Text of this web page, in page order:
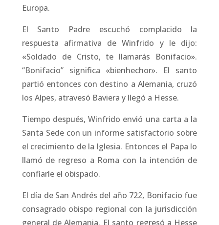
Europa.
El Santo Padre escuchó complacido la
respuesta afirmativa de Winfrido y le dijo:
«Soldado de Cristo, te llamarás Bonifacio».
“Bonifacio” significa «bienhechor». El santo
partió entonces con destino a Alemania, cruzó
los Alpes, atravesó Baviera y llegó a Hesse.
Tiempo después, Winfrido envió una carta a la
Santa Sede con un informe satisfactorio sobre
el crecimiento de la Iglesia. Entonces el Papa lo
llamó de regreso a Roma con la intención de
confiarle el obispado.
El día de San Andrés del año 722, Bonifacio fue
consagrado obispo regional con la jurisdicción
general de Alemania. El santo regresó a Hesse